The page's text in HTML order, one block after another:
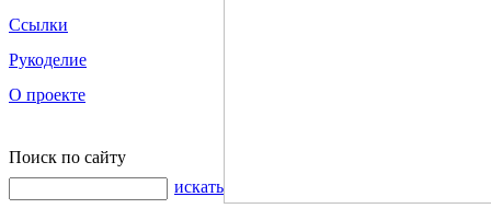
Ссылки
Рукоделие
О проекте
Поиск по сайту
искать